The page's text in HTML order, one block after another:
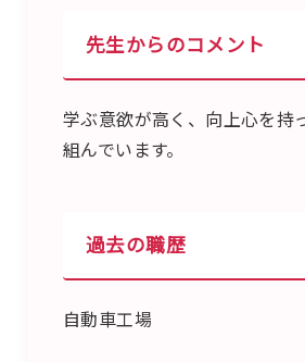
先生からのコメント
学ぶ意欲が高く、向上心を持
組んでいます。
過去の職歴
自動車工場